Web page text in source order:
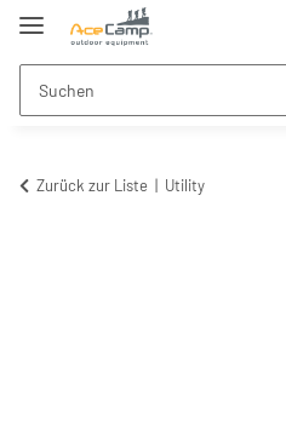
Zurück zur Liste Utility